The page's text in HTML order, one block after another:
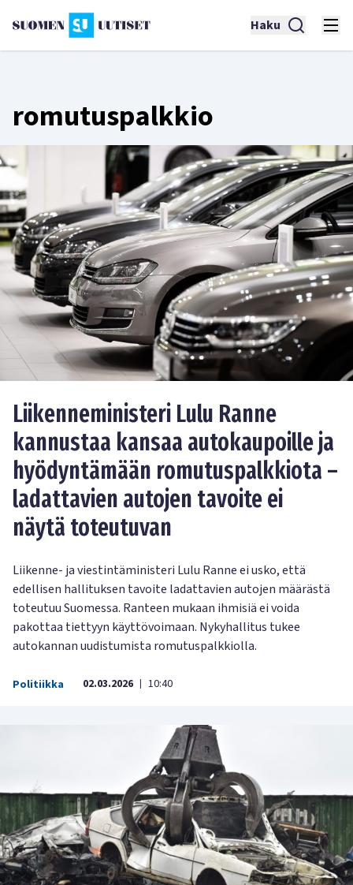
Haku
romutuspalkkio
Liikenneministeri Lulu Ranne
kannustaa kansaa autokaupoille ja
hyödyntämään romutuspalkkiota –
ladattavien autojen tavoite ei
näytä toteutuvan
Liikenne- ja viestintäministeri Lulu Ranne ei usko, että
edellisen hallituksen tavoite ladattavien autojen määrästä
toteutuu Suomessa. Ranteen mukaan ihmisiä ei voida
pakottaa tiettyyn käyttövoimaan. Nykyhallitus tukee
autokannan uudistumista romutuspalkkiolla.
Politiikka 02.03.2026 | 10:40